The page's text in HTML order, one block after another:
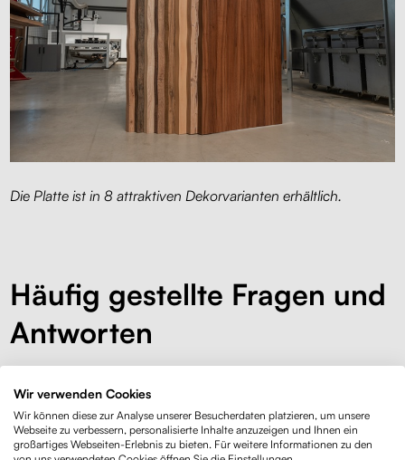
Die Platte ist in 8 attraktiven Dekorvarianten erhältlich.
Häufig gestellte Fragen und
Antworten
Kann man die Tischplatte mit Baumkante
auch separat, ohne Untergestell, kaufen?
Wir verwenden Cookies
Wir können diese zur Analyse unserer Besucherdaten platzieren, um unsere
Webseite zu verbessern, personalisierte Inhalte anzuzeigen und Ihnen ein
großartiges Webseiten-Erlebnis zu bieten. Für weitere Informationen zu den